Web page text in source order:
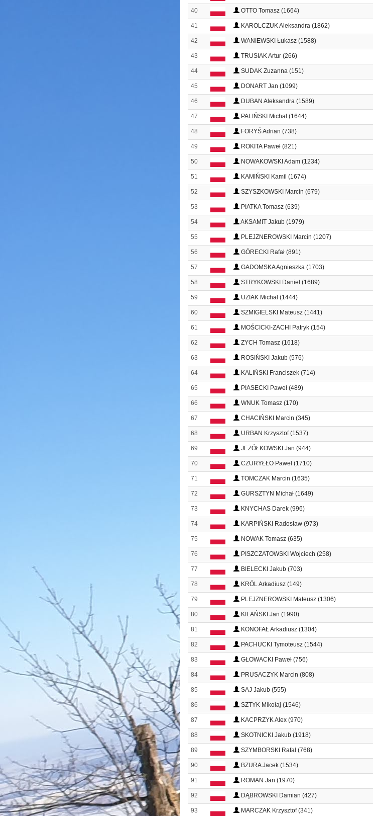
40 OTTO Tomasz (1664)
41 KAROLCZUK Aleksandra (1862)
42 WANIEWSKI Łukasz (1588)
43 TRUSIAK Artur (266)
44 SUDAK Zuzanna (151)
45 DONART Jan (1099)
46 DUBAN Aleksandra (1589)
47 PALIŃSKI Michał (1644)
48 FORYŚ Adrian (738)
49 ROKITA Paweł (821)
50 NOWAKOWSKI Adam (1234)
51 KAMIŃSKI Kamil (1674)
52 SZYSZKOWSKI Marcin (679)
53 PIATKA Tomasz (639)
54 AKSAMIT Jakub (1979)
55 PLEJZNEROWSKI Marcin (1207)
56 GÓRECKI Rafał (891)
57 GADOMSKA Agnieszka (1703)
58 STRYKOWSKI Daniel (1689)
59 UZIAK Michał (1444)
60 SZMIGIELSKI Mateusz (1441)
61 MOŚCICKI-ZACHI Patryk (154)
62 ZYCH Tomasz (1618)
63 ROSIŃSKI Jakub (576)
64 KALIŃSKI Franciszek (714)
65 PIASECKI Paweł (489)
66 WNUK Tomasz (170)
67 CHACIŃSKI Marcin (345)
68 URBAN Krzysztof (1537)
69 JEŻÓŁKOWSKI Jan (944)
70 CZURYŁŁO Paweł (1710)
71 TOMCZAK Marcin (1635)
72 GURSZTYN Michał (1649)
73 KNYCHAS Darek (996)
74 KARPIŃSKI Radosław (973)
75 NOWAK Tomasz (635)
76 PISZCZATOWSKI Wojciech (258)
77 BIELECKI Jakub (703)
78 KRÓL Arkadiusz (149)
79 PLEJZNEROWSKI Mateusz (1306)
80 KILAŃSKI Jan (1990)
81 KONOFAŁ Arkadiusz (1304)
82 PACHUCKI Tymoteusz (1544)
83 GŁOWACKI Paweł (756)
84 PRUSACZYK Marcin (808)
85 SAJ Jakub (555)
86 SZTYK Mikołaj (1546)
87 KACPRZYK Alex (970)
88 SKOTNICKI Jakub (1918)
89 SZYMBORSKI Rafał (768)
90 BZURA Jacek (1534)
91 ROMAN Jan (1970)
92 DĄBROWSKI Damian (427)
93 MARCZAK Krzysztof (341)